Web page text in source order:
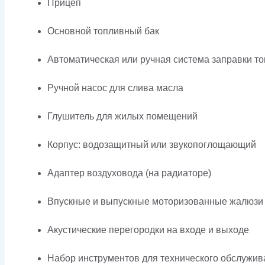
Прицеп
Основной топливный бак
Автоматическая или ручная система заправки
Ручной насос для слива масла
Глушитель для жилых помещений
Корпус: водозащитный или звукопоглощающий
Адаптер воздуховода (на радиаторе)
Впускные и выпускные моторизованные жалюзи
Акустические перегородки на входе и выходе
Набор инструментов для технического